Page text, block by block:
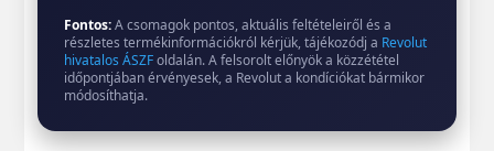
Fontos:A csomagok pontos, aktuális feltételeiről és a
részletes termékinformációkról kérjük, tájékozódj a Revolut
hivatalos ÁSZFoldalán. A felsorolt előnyök a közzététel
időpontjában érvényesek, a Revolut a kondíciókat bármikor
módosíthatja.